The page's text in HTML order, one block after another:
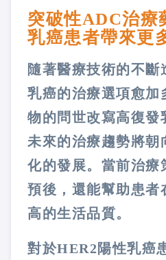
突破性ADC治療
乳癌患者帶來更
隨著醫療技術的不
乳癌的治療選項愈加
物的問世改寫高復發
未來的治療趨勢將朝
化的發展。當前治療
預後，還能幫助患者
高的生活品質。
對於HER2陽性乳癌